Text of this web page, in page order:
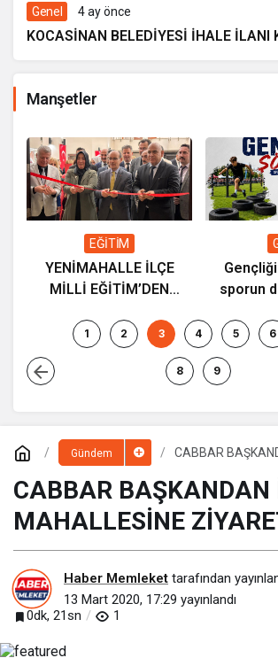
Genel 4 ay önce
Manşetler
EĞİTİM
YENİMAHALLE İLÇE
MİLLİ EĞİTİM’DEN
PROJE ŞENLİĞİ”
sporun
1 2 3 4 5 6
8 9
Gündem
CABBAR
CABBAR BAŞKANDAN
MAHALLESİNE
Haber Memleket tarafından
13 Mart 2020, 17:29 yayınlandı
0dk, 21sn
1